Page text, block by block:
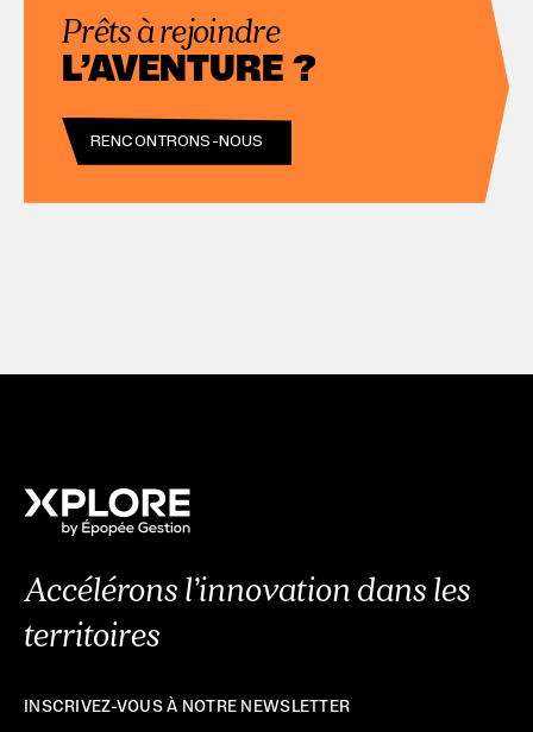
Prêts à rejoindre
L’AVENTURE ?
RENCONTRONS-NOUS
Accélérons l’innovation dans les
territoires
INSCRIVEZ-VOUS À NOTRE NEWSLETTER